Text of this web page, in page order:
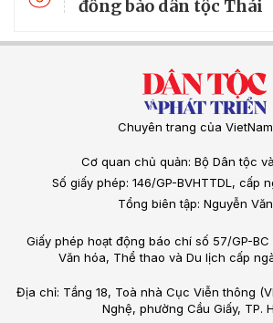
đồng bào dân tộc Thái
Chuyên trang của
Cơ quan chủ quản: Bộ Dân tộc
Số giấy phép: 146/GP-BVHTTDL, cấp
Tổng biên tập: Nguyễn
Giấy phép hoạt động báo chí số 57/GP-
Văn hóa, Thể thao và Du lịch cấp
Địa chỉ: Tầng 18, Toà nhà Cục Viễn thông
Nghệ, phường Cầu Giấy, TP.